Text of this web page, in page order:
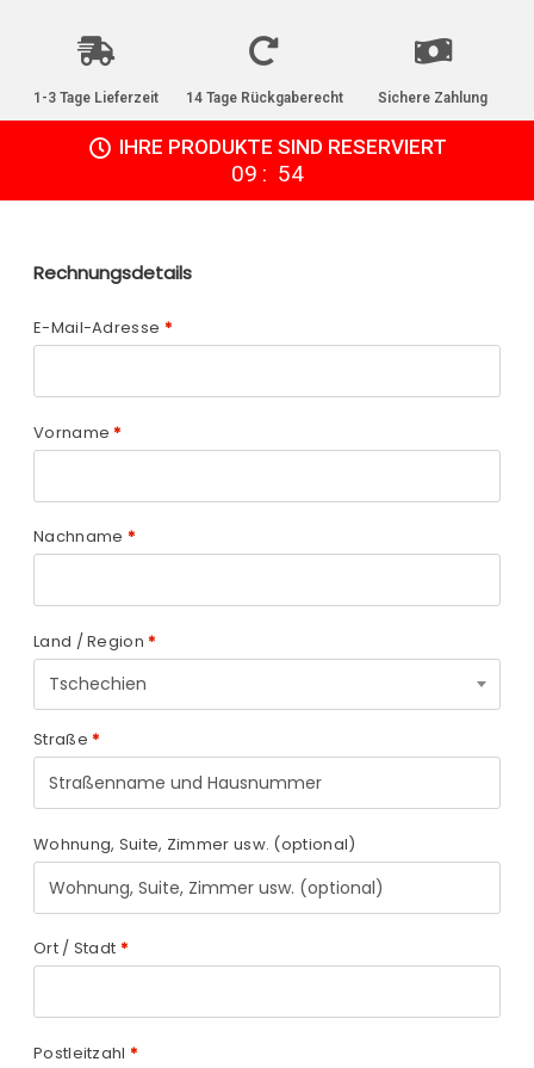
1-3 Tage Lieferzeit 14 Tage Rückgaberecht Sichere Zahlung
IHRE PRODUKTE SIND RESERVIERT
09 : 54
Rechnungsdetails
E-Mail-Adresse *
Vorname*
Nachname *
Land / Region*
Tschechien
Straße *
Wohnung, Suite, Zimmer usw. (optional)
Ort / Stadt *
Postleitzahl *